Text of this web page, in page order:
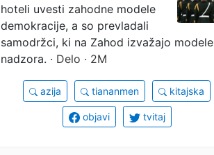
hoteli uvesti zahodne modele
demokracije, a so prevladali
samodržci, ki na Zahod izvažajo modele
nadzora. · Delo · 2M
azija tiananmen kitajska
objavi tvitaj